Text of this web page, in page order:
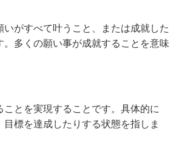
いがすべて叶うこと、または成就した
。多くの願い事が成就することを意味
ことを実現することです。具体的に
目標を達成したりする状態を指しま